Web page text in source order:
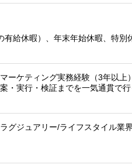
有給休暇）、年末年始休暇、特別
ーケティング実務経験（3年以上）
・実行・検証までを一気通貫で
グジュアリー/ライフスタイル業